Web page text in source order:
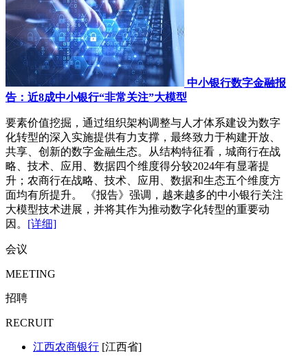
中小银行数字金融报
告：近8成中小银行“非常关注”大模型
要素价值挖掘，通过组织架构调整与人才体系建设为数字
化转型的深入实施提供有力支撑，最终致力于构建开放、
共享、创新的数字金融生态。从结构特征看，城商行在战
略、技术、应用、数据四个维度得分较2024年有显著提
升；农商行在战略、技术、应用、数据和生态五个维度方
面均有所提升。 《报告》强调，越来越多的中小银行关注
大模型技术进展，并将其作为推动数字化转型的重要动
因。 [详细]
会议
MEETING
招聘
RECRUIT
江西农商银行 [江西省]